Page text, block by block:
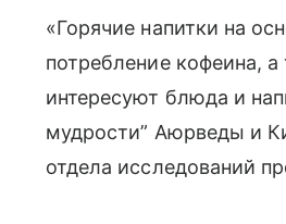
«Горячие напитки на
потребление кофеина,
интересуют блюда и
мудрости” Аюрведы и
отдела исследований